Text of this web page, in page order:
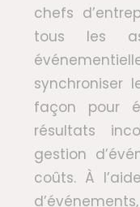
chefs
tous les
synchroniser
façon pour
résultats
gestion
coûts. À